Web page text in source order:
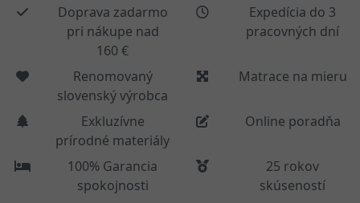
Doprava zadarmo
pri nákupe nad
160 €
Expedícia do 3
pracovných dní
Renomovaný
slovenský výrobca
Matrace na mieru
Exkluzívne
prírodné materiály
Online poradňa
100% Garancia
spokojnosti
25 rokov
skúseností